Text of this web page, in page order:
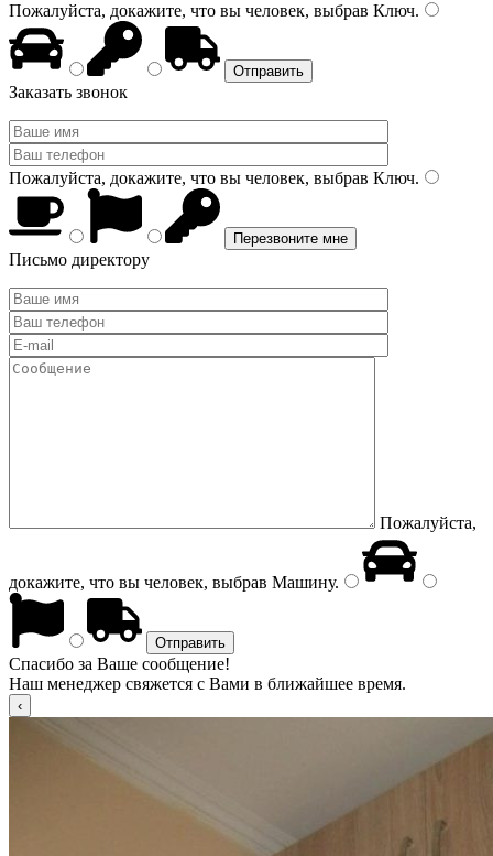
Пожалуйста, докажите, что вы человек, выбрав Ключ.
Заказать звонок
Пожалуйста, докажите, что вы человек, выбрав Ключ.
Письмо директору
Пожалуйста,
докажите, что вы человек, выбрав Машину.
Спасибо за Ваше сообщение!
Наш менеджер свяжется с Вами в ближайшее время.